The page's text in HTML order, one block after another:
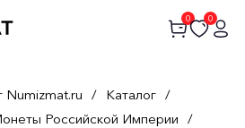
0 0
Numizmat.ru / Каталог /
Российской Империи /